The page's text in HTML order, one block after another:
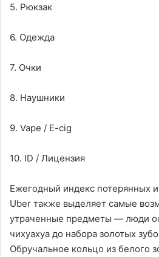
5. Рюкзак
6. Одежда
7. Очки
8. Наушники
9. Vape / E-cig
10. ID / Лицензия
Ежегодный индекс потерянных
Uber также выделяет самые
утраченные предметы — люди
чихуахуа до набора золотых
Обручальное кольцо из белого